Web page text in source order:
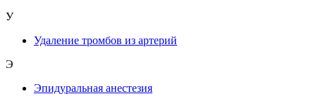
У
Удаление тромбов из артерий
Э
Эпидуральная анестезия